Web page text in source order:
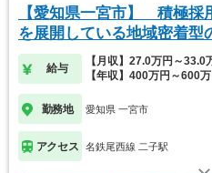
【愛知県一宮市】 積極採
を展開している地域密着型
給与
【月収】27.0万円～33.0
【年収】400万円～600万
勤務地 愛知県 一宮市
アクセス 名鉄尾西線 二子駅